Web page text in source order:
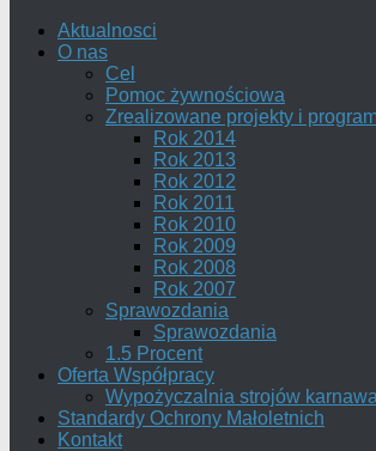
Aktualnosci
O nas
Cel
Pomoc żywnościowa
Zrealizowane projekty i
Rok 2014
Rok 2013
Rok 2012
Rok 2011
Rok 2010
Rok 2009
Rok 2008
Rok 2007
Sprawozdania
Sprawozdania
1.5 Procent
Oferta Współpracy
Wypożyczalnia strojów
Standardy Ochrony Małoletnich
Kontakt